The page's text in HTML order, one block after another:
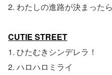
2. わたしの進路が決まったら
CUTIE STREET
1. ひたむきシンデレラ！
2. ハロハロミライ